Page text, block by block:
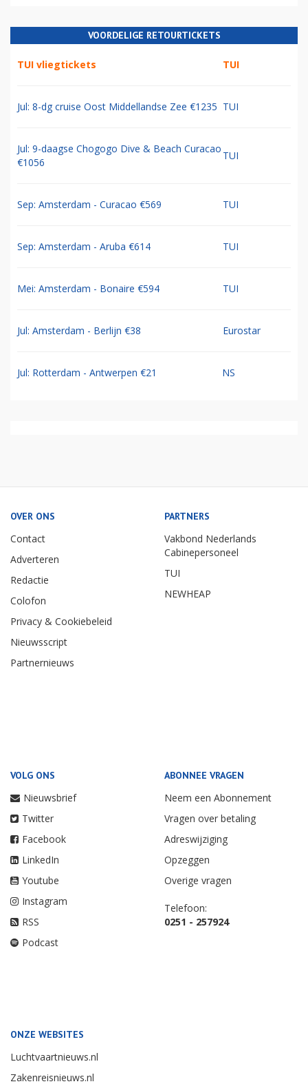
VOORDELIGE RETOURTICKETS
TUI vliegtickets TUI
Jul: 8-dg cruise Oost Middellandse Zee €1235 TUI
Jul: 9-daagse Chogogo Dive & Beach Curacao
€1056
TUI
Sep: Amsterdam - Curacao €569 TUI
Sep: Amsterdam - Aruba €614 TUI
Mei: Amsterdam - Bonaire €594 TUI
Jul: Amsterdam - Berlijn €38 Eurostar
Jul: Rotterdam - Antwerpen €21 NS
OVER ONS
Contact
Adverteren
Redactie
Colofon
Privacy & Cookiebeleid
Nieuwsscript
Partnernieuws
PARTNERS
Vakbond Nederlands
Cabinepersoneel
TUI
NEWHEAP
VOLG ONS
Nieuwsbrief
Twitter
Facebook
LinkedIn
Youtube
Instagram
RSS
Podcast
ABONNEE VRAGEN
Neem een Abonnement
Vragen over betaling
Adreswijziging
Opzeggen
Overige vragen
Telefoon:
0251 - 257924
ONZE WEBSITES
Luchtvaartnieuws.nl
Zakenreisnieuws.nl